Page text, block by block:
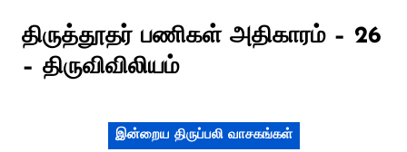
திருத்தூதர் பணிகள் அதிகாரம் – 26
– திருவிவிலியம்
இன்றைய திருப்பலி வாசகங்கள்